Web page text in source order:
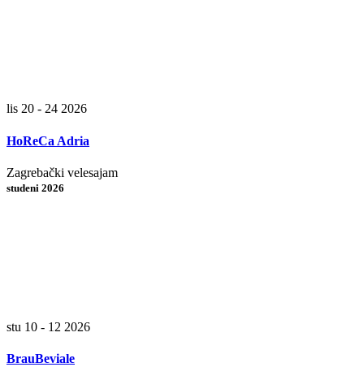
lis 20 - 24 2026
HoReCa Adria
Zagrebački velesajam
studeni 2026
stu 10 - 12 2026
BrauBeviale